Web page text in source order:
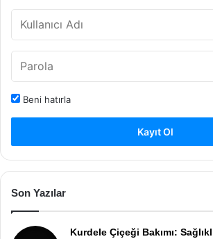
Beni hatırla
Kayıt Ol
Son Yazılar
Kurdele Çiçeği Bakımı: